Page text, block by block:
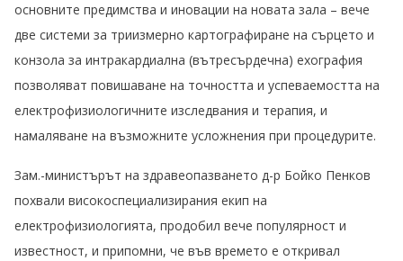
основните предимства и иновации на новата зала – вече
две системи за триизмерно картографиране на сърцето и
конзола за интракардиална (вътресърдечна) ехография
позволяват повишаване на точността и успеваемостта на
електрофизиологичните изследвания и терапия, и
намаляване на възможните усложнения при процедурите.
Зам.-министърът на здравеопазването д-р Бойко Пенков
похвали високоспециализирания екип на
електрофизиологията, продобил вече популярност и
известност, и припомни, че във времето е откривал